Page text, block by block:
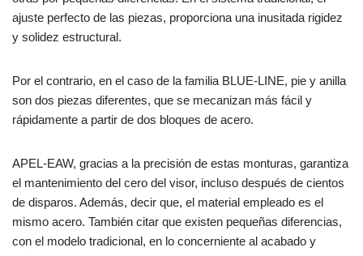
ajuste perfecto de las piezas, proporciona una inusitada rigidez
y solidez estructural.
Por el contrario, en el caso de la familia BLUE-LINE, pie y anilla
son dos piezas diferentes, que se mecanizan más fácil y
rápidamente a partir de dos bloques de acero.
APEL-EAW, gracias a la precisión de estas monturas, garantiza
el mantenimiento del cero del visor, incluso después de cientos
de disparos. Además, decir que, el material empleado es el
mismo acero. También citar que existen pequeñas diferencias,
con el modelo tradicional, en lo concerniente al acabado y